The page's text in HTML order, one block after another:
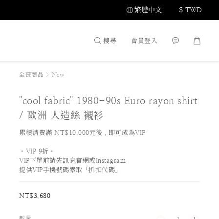
繁體中文 $ TWD
搜尋 會員登入
全部商品 > New
"cool fabric" 1980-90s Euro rayon shirt
/ 歐洲 人造絲 襯衫
累積消費滿 NT$10,000元後，即可成為VIP
・VIP 9折・
VIP下單前請先訊息官網或Instagram
提供VIP手機號碼索取「折扣代碼」
NT$3,680